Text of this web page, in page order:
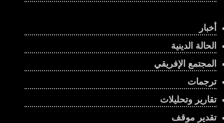
أخبار
الحالة الدينية
المجتمع الإفريقي
ترجمات
تقارير وتحليلات
تقدير موقف